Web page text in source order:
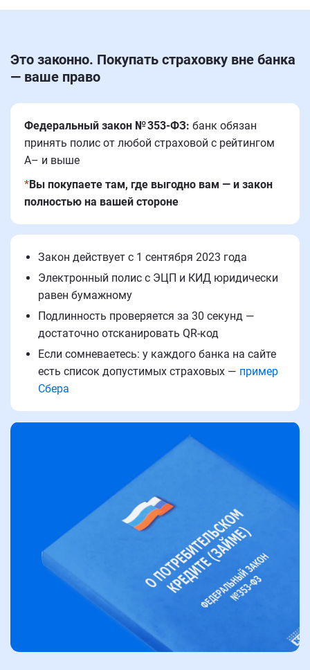
Это законно. Покупать страховку вне банка
— ваше право
Федеральный закон № 353-ФЗ: банк обязан
принять полис от любой страховой с рейтингом
A– и выше
*Вы покупаете там, где выгодно вам — и закон
полностью на вашей стороне
Закон действует с 1 сентября 2023 года
Электронный полис с ЭЦП и КИД юридически
равен бумажному
Подлинность проверяется за 30 секунд —
достаточно отсканировать QR-код
Если сомневаетесь: у каждого банка на сайте
есть список допустимых страховых — пример
Сбера